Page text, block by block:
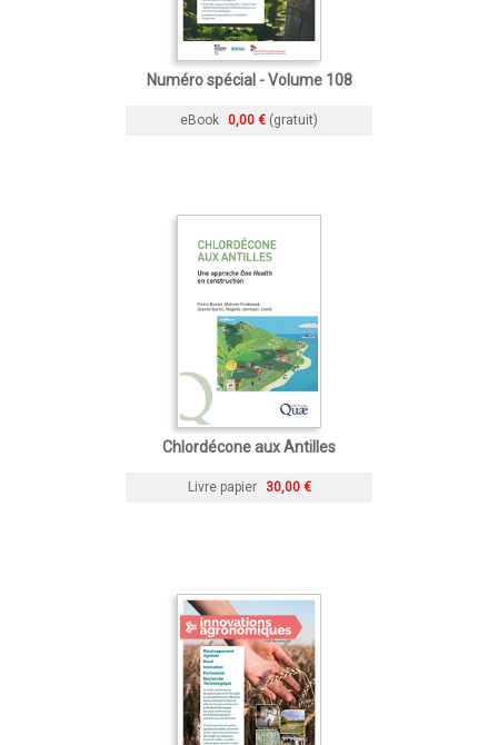
Numéro spécial - Volume 108
eBook 0,00 € (gratuit)
Chlordécone aux Antilles
Livre papier 30,00 €